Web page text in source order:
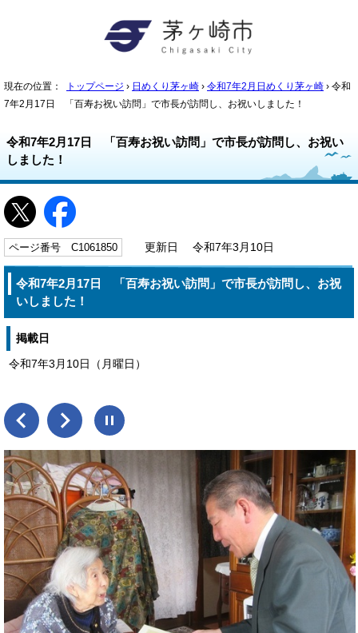
現在の位置： トップページ › 日めくり茅ヶ崎 › 令和7年2月日めくり茅ヶ崎 › 令和
7年2月17日 「百寿お祝い訪問」で市長が訪問し、お祝いしました！
令和7年2月17日 「百寿お祝い訪問」で市長が訪問し、お祝い
しました！
ページ番号 C1061850 更新日 令和7年3月10日
令和7年2月17日 「百寿お祝い訪問」で市長が訪問し、お祝
いしました！
掲載日
令和7年3月10日（月曜日）